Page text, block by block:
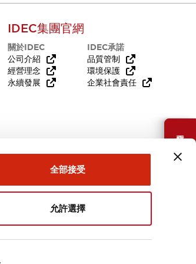
全部接受
允許選擇
需要幫助嗎？
IDEC集團官網
關於IDEC
公司介紹
經營理念
永續發展
IDEC承諾
品質管制
環境保護
企業社會責任
台灣